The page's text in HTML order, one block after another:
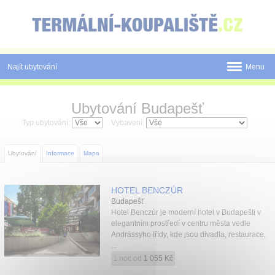
Najít ubytování
Pobyty
Postup rezervace
Tištěné katalogy
Menu
Ubytování Budapešť
Typ ubytování: Vybavení:
Ubytování Informace Mapa
HOTEL BENCZÚR
Budapešť
Hotel Benczúr je moderní hotel v Budapešti v
elegantním prostředí v centru města vedle
Andrássyho třídy, kde jsou divadla, restaurace,
...
1 noc od 1 055 Kč